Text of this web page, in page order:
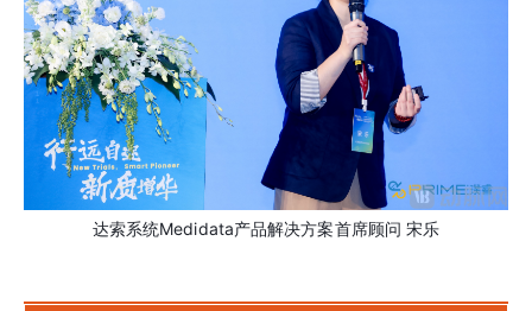
达索系统Medidata产品解决方案首席顾问 宋乐